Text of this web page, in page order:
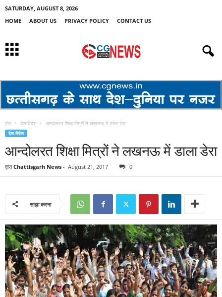
SATURDAY, AUGUST 8, 2026
HOME
ABOUT US PRIVACY POLICY CONTACT US
होम देश-विदेश आन्दोलरत शिक्षा मित्रों ने लखनऊ में डाला डेरा
देश-विदेश
आन्दोलरत शिक्षा मित्रों ने लखनऊ में डाला डेरा
द्वारा Chattisgarh News - August 21, 2017 0
साझा करना